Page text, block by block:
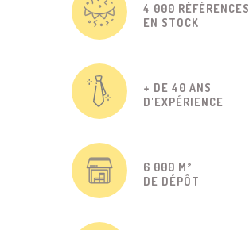
4 000 RÉFÉRENCES
EN STOCK
+ DE 40 ANS
D'EXPÉRIENCE
6 000 M²
DE DÉPÔT